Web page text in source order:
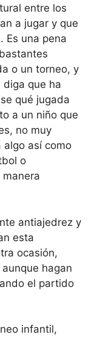
entre los
a jugar y que
Es una pena
o un torneo, y
diga que ha
qué jugada
a un niño que
no muy
algo así como
o
antiajedrez y
esta
ocasión,
hagan
el partido
infantil,